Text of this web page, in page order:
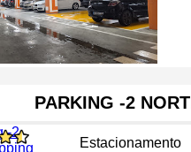
PARKING -2
Estacionamento